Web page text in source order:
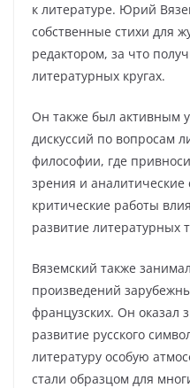
к литературе. Юрий
собственные стихи для
редактором, за что
литературных кругах.
Он также был активным
дискуссий по вопросам
философии, где
зрения и аналитические
критические работы
развитие литературных
Вяземский также
произведений
французских. Он оказал
развитие русского
литературу особую
стали образцом для